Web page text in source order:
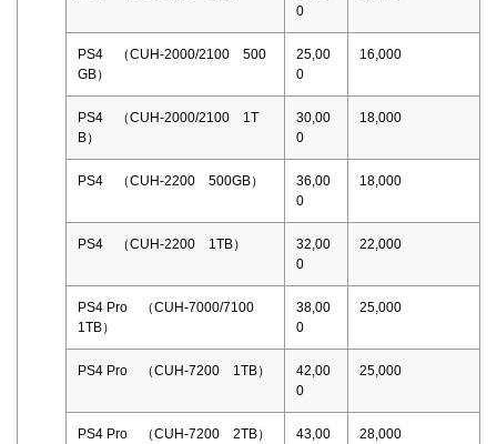
0
PS4 （CUH-2000/2100 500
GB）
25,00
0
16,000
PS4 （CUH-2000/2100 1T
B）
30,00
0
18,000
PS4 （CUH-2200 500GB）
36,00
0
18,000
PS4 （CUH-2200 1TB）
32,00
0
22,000
PS4 Pro （CUH-7000/7100
1TB）
38,00
0
25,000
PS4 Pro （CUH-7200 1TB）
42,00
0
25,000
PS4 Pro （CUH-7200 2TB）
43,00
28,000